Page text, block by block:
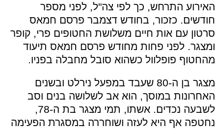
האירוע התרחש, כך לפי צה"ל, לפני מספר
חודשים. כזכור, בחודש דצמבר פרסם חמאס
סרטון עם אות חיים משלושת החטופים פרי, קופר
ומצגר. לפני פחות מחודש פרסם חמאס תיעוד
מהחטוף פופלוול כשהוא סובל מחבלה בפניו.
מצגר בן ה-80 שעבד במפעל נירלט ובשנים
האחרונות במוסך, הוא אב לשלושה בנים וסב
לשבעה נכדים. אשתו, תמי מצגר בת ה-78,
נחטפה אף היא לעזה ושוחררה במסגרת הפעימה